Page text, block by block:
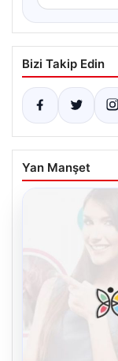
Bizi Takip Edin
Yan Manşet